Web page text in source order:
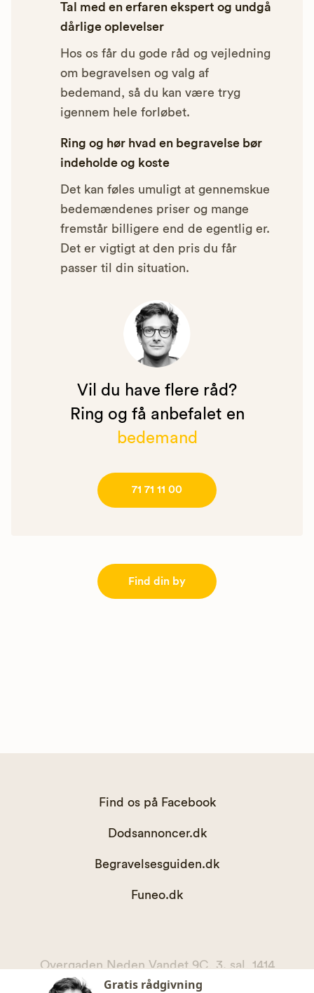
Tal med en erfaren ekspert og undgå
dårlige oplevelser
Hos os får du gode råd og vejledning
om begravelsen og valg af
bedemand, så du kan være tryg
igennem hele forløbet.
Ring og hør hvad en begravelse bør
indeholde og koste
Det kan føles umuligt at gennemskue
bedemændenes priser og mange
fremstår billigere end de egentlig er.
Det er vigtigt at den pris du får
passer til din situation.
Vil du have flere råd?
Ring og få anbefalet en
bedemand
71 71 11 00
Find din by
Find os på Facebook
Dodsannoncer.dk
Begravelsesguiden.dk
Funeo.dk
Overgaden Neden Vandet 9C, 3. sal, 1414
København K
Gratis rådgivning